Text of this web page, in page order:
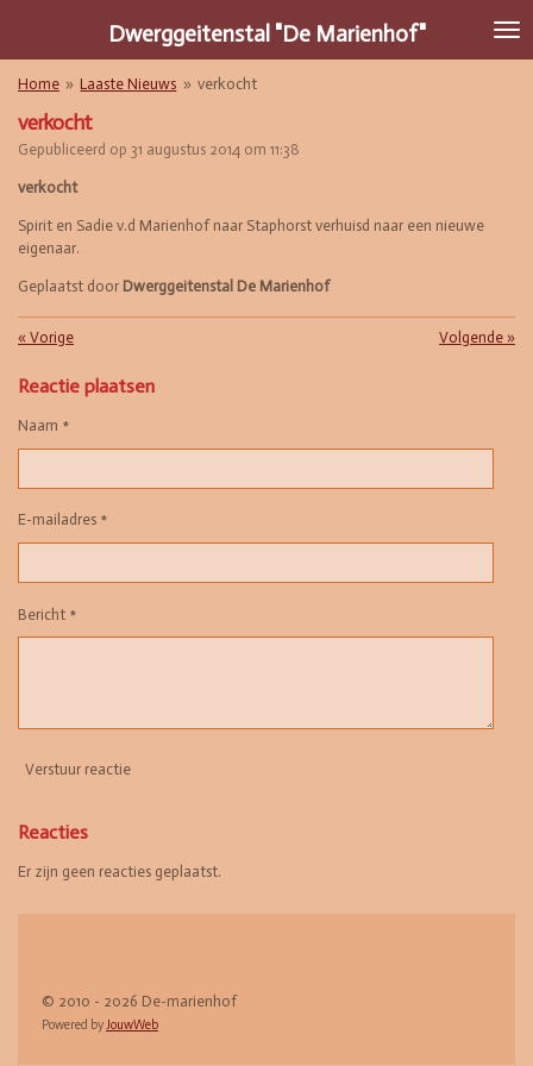
de
hoofdinhoud
Dwerggeitenstal "De Marienhof"
Home » Laaste Nieuws » verkocht
verkocht
Gepubliceerd op 31 augustus 2014 om 11:38
verkocht
Spirit en Sadie v.d Marienhof naar Staphorst verhuisd naar een nieuwe
eigenaar.
Geplaatst door Dwerggeitenstal De Marienhof
« Vorige Volgende »
Reactie plaatsen
Naam *
E-mailadres *
Bericht *
Verstuur reactie
Reacties
Er zijn geen reacties geplaatst.
© 2010 - 2026 De-marienhof
Powered byJouwWeb